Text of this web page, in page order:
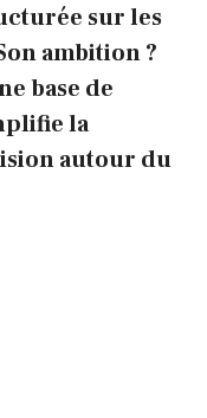
sur les
ambition ?
base de
la
autour du